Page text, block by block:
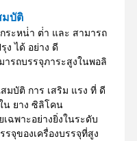
บัติ
ระหน่ํา ต่ํา และ สามารถ
ง ได้ อย่าง ดี
ารถบรรจุภาระสูงในพอลิ
มบัติ การ เสริม แรง ที่ ดี
น ยาง ซิลิโคน
เฉพาะอย่างยิ่งในระดับ
รจุของเครื่องบรรจุที่สูง